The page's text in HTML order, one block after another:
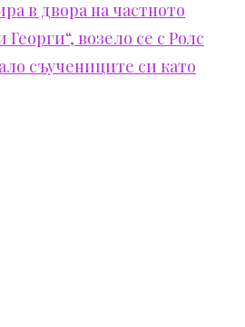
в двора на частното
возело се с Ролс
съучениците си като